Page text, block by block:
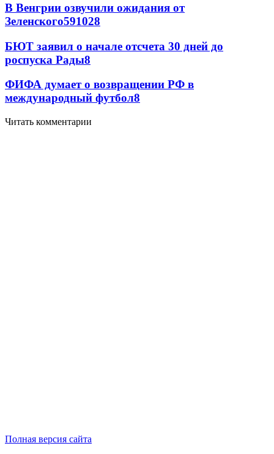
В Венгрии озвучили ожидания от
Зеленского591028
БЮТ заявил о начале отсчета 30 дней до
роспуска Рады8
ФИФА думает о возвращении РФ в
международный футбол8
Читать комментарии
Полная версия сайта